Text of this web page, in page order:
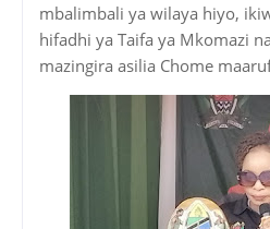
mbalimbali ya wilaya hiyo,
hifadhi ya Taifa ya Mkomazi
mazingira asilia Chome